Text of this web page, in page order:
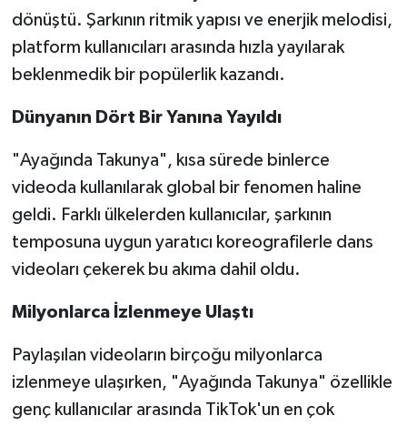
dönüştü. Şarkının ritmik yapısı ve enerjik melodisi,
platform kullanıcıları arasında hızla yayılarak
beklenmedik bir popülerlik kazandı.
Dünyanın Dört Bir Yanına Yayıldı
"Ayağında Takunya", kısa sürede binlerce
videoda kullanılarak global bir fenomen haline
geldi. Farklı ülkelerden kullanıcılar, şarkının
temposuna uygun yaratıcı koreografilerle dans
videoları çekerek bu akıma dahil oldu.
Milyonlarca İzlenmeye Ulaştı
Paylaşılan videoların birçoğu milyonlarca
izlenmeye ulaşırken, "Ayağında Takunya" özellikle
genç kullanıcılar arasında TikTok'un en çok